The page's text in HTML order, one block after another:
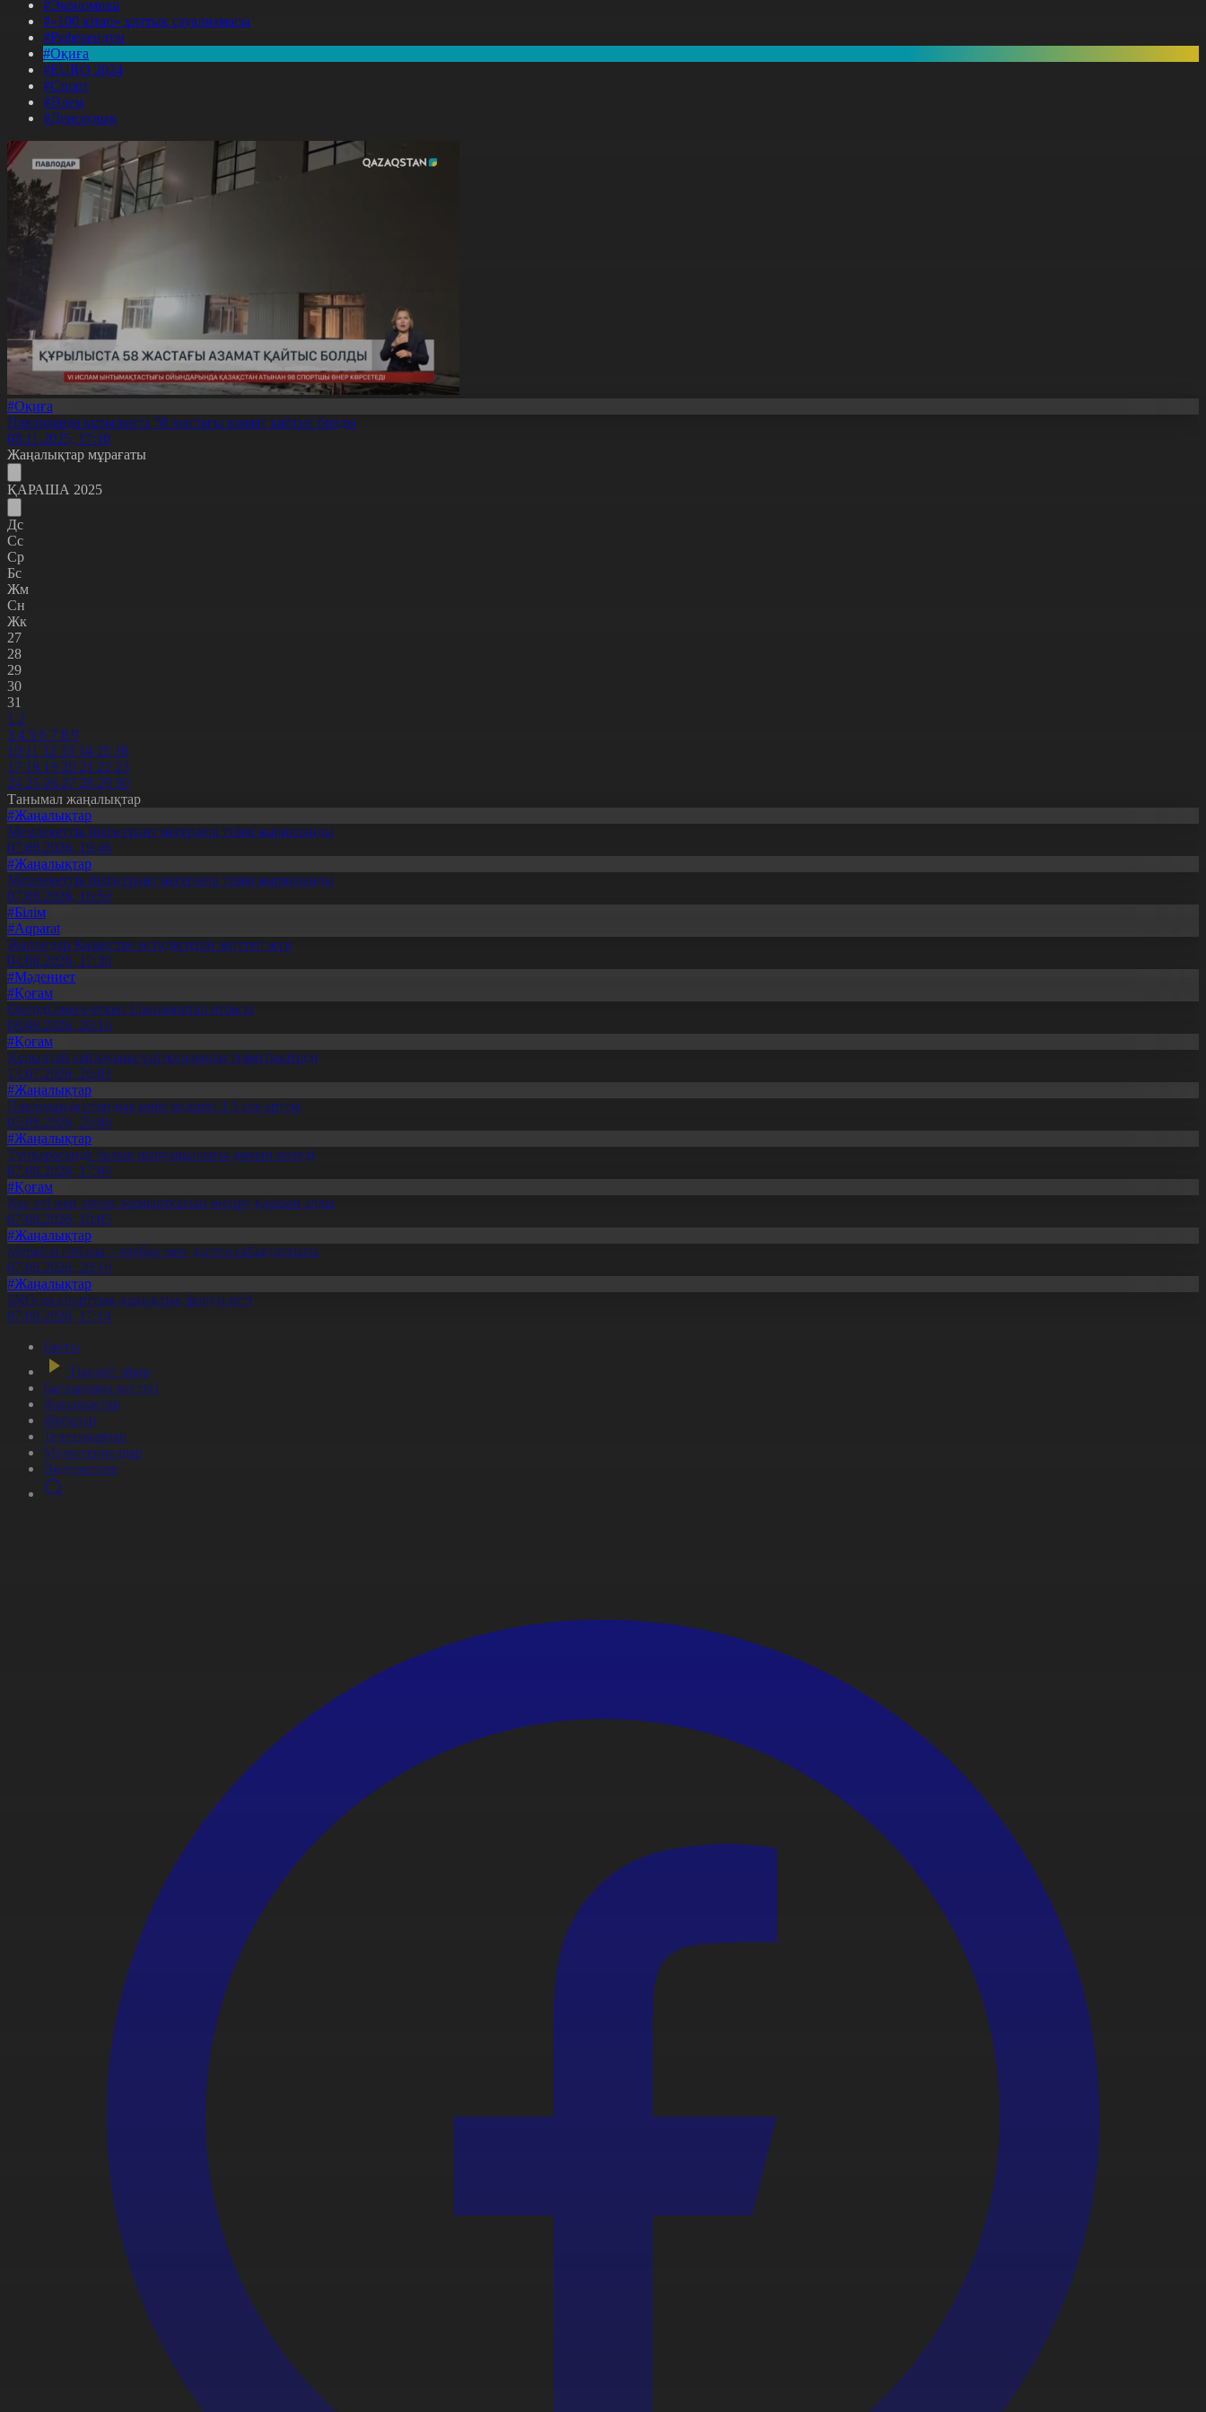
#Экономика
#«100 кітап» ұлттық сауалнамасы
#Референдум
#Оқиға
#EURO 2024
#Спорт
#Әлем
#Денсаулық
#Оқиға
Павлодарда құрылыста 58 жастағы азамат қайтыс болды
08.11.2025, 17:10
Жаңалықтар мұрағаты
ҚАРАША 2025
Дс
Сс
Ср
Бс
Жм
Сн
Жк
27
28
29
30
31
1 2
3 4 5 6 7 8 9
10 11 12 13 14 15 16
17 18 19 20 21 22 23
24 25 26 27 28 29 30
Танымал жаңалықтар
#Жаңалықтар
Мемлекеттік білім грант иегерлері тізімі жарияланды
07.08.2026, 19:46
#Жаңалықтар
Мемлекеттік білім грант иегерлері тізімі жарияланды
07.08.2026, 16:50
#Білім
#Aqparat
Жапондар Қазақстан өсімдіктерін зерттеп жүр
04.08.2026, 17:30
#Мәдениет
#Қоғам
Өнерді өнеге еткен Ерниязовтар отбасы
08.08.2026, 20:16
#Қоғам
Құрылтай сайлауына үміткерлердің тізімі бекітілді
13.07.2026, 20:03
#Жаңалықтар
Павлодарда отандық өнім өндірісі 1,5 есе артты
05.08.2026, 20:06
#Жаңалықтар
Түпқарағанда балық шаруашылығы дамып келеді
07.08.2026, 17:09
#Қоғам
Құс еті мен тауық жұмыртқасын өндіру қарқын алды
07.08.2026, 10:05
#Жаңалықтар
Мерейлі отбасы – тәрбие мен дәстүр сабақтастығы
07.08.2026, 20:19
#Жаңалықтар
БҚО-да спорттық-құқықтық форум өтті
07.08.2026, 17:14
Басты
Тікелей эфир
Бағдарлама кестесі
Жаңалықтар
Жобалар
Телехикаялар
Мультсериалдар
Видеоархив